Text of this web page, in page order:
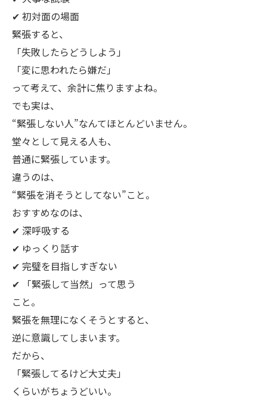
✔ 初対面の場面
緊張すると、
「失敗したらどうしよう」
「変に思われたら嫌だ」
って考えて、余計に焦りますよね。
でも実は、
“緊張しない人”なんてほとんどいません。
堂々として見える人も、
普通に緊張しています。
違うのは、
“緊張を消そうとしてない”こと。
おすすめなのは、
✔ 深呼吸する
✔ ゆっくり話す
✔ 完璧を目指しすぎない
✔ 「緊張して当然」って思う
こと。
緊張を無理になくそうとすると、
逆に意識してしまいます。
だから、
「緊張してるけど大丈夫」
くらいがちょうどいい。